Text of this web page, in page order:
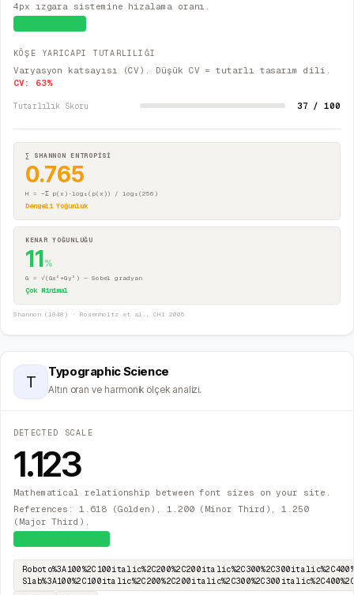
4px ızgara sistemine hizalama oranı.
KÖŞE YARICAPI TUTARLILIĞI
Varyasyon katsayısı (CV). Düşük CV = tutarlı tasarım dili.
CV: 63%
Tutarlılık Skoru 37 / 100
∑ SHANNON ENTROPİSİ
0.765
H = −Σ p(x)·log₂(p(x)) / log₂(256)
Dengeli Yoğunluk
KENAR YOĞUNLUĞU
11%
G = √(Gx²+Gy²) — Sobel gradyan
Çok Minimal
Shannon (1948) · Rosenholtz et al., CHI 2005
T
Typographic Science
Altın oran ve harmonik ölçek analizi.
DETECTED SCALE
1.123
Mathematical relationship between font sizes on your site.
References: 1.618 (Golden), 1.200 (Minor Third), 1.250
(Major Third).